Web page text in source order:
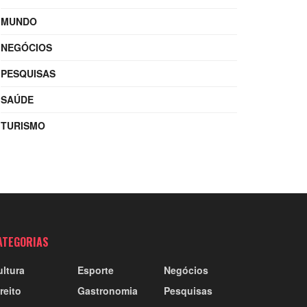
MUNDO
NEGÓCIOS
PESQUISAS
SAÚDE
TURISMO
Esporte
Gastronomia
Negócios
Pesquisas